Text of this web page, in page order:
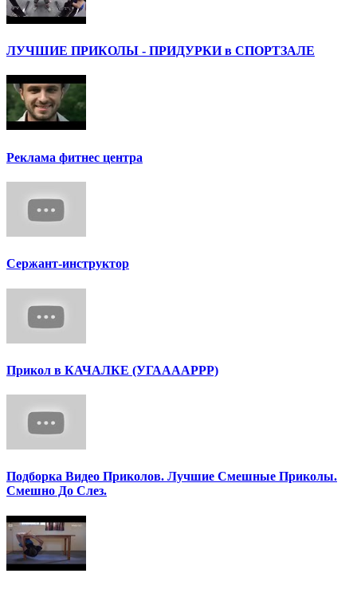
ЛУЧШИЕ ПРИКОЛЫ - ПРИДУРКИ в СПОРТЗАЛЕ
Реклама фитнес центра
Сержант-инструктор
Прикол в КАЧАЛКЕ (УГААААРРР)
Подборка Видео Приколов. Лучшие Смешные Приколы.
Смешно До Слез.